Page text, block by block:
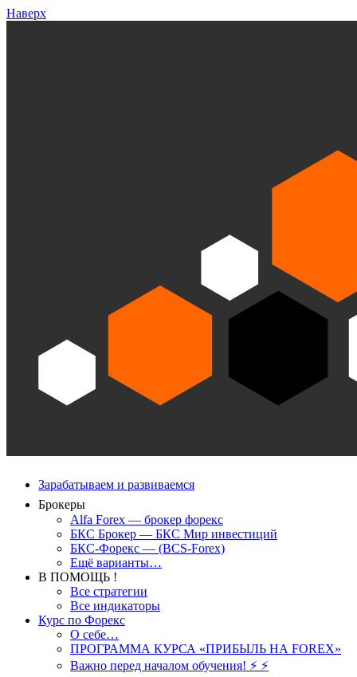
Наверх
Зарабатываем и развиваемся
Брокеры
Alfa Forex — брокер форекс
БКС Брокер — БКС Мир инвестиций
БКС-Форекс — (BCS-Forex)
Ещё варианты…
В ПОМОЩЬ !
Все стратегии
Все индикаторы
Курс по Форекс
О себе…
ПРОГРАММА КУРСА «ПРИБЫЛЬ НА FOREX»
Важно перед началом обучения! ⚡ ⚡